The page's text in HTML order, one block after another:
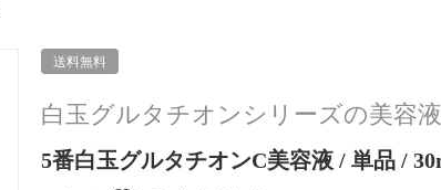
送料無料
白玉グルタチオンシリーズの美容液
5番白玉グルタチオンC美容液 / 単品 /